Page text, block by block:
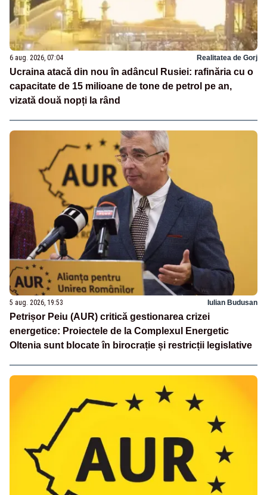
6 aug. 2026, 07:04 Realitatea de Gorj
Ucraina atacă din nou în adâncul Rusiei: rafinăria cu o
capacitate de 15 milioane de tone de petrol pe an,
vizată două nopți la rând
5 aug. 2026, 19:53 Iulian Budusan
Petrișor Peiu (AUR) critică gestionarea crizei
energetice: Proiectele de la Complexul Energetic
Oltenia sunt blocate în birocrație și restricții legislative